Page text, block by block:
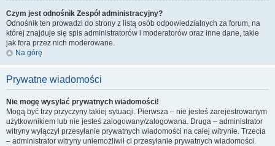
Czym jest odnośnik Zespół administracyjny?
Odnośnik ten prowadzi do strony z listą osób odpowiedzialnych za forum, na
której znajduje się spis administratorów i moderatorów oraz inne dane, takie
jak fora przez nich moderowane.
Na górę
Prywatne wiadomości
Nie mogę wysyłać prywatnych wiadomości!
Mogą być trzy przyczyny takiej sytuacji. Pierwsza – nie jesteś zarejestrowanym
użytkownikiem lub nie jesteś zalogowany/zalogowana. Druga – administrator
witryny wyłączył przesyłanie prywatnych wiadomości na całej witrynie. Trzecia
– administrator witryny uniemożliwił ci przesyłanie prywatnych wiadomości.